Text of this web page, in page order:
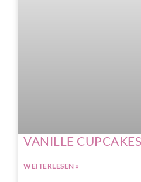
VANILLE
WEITERLESEN »